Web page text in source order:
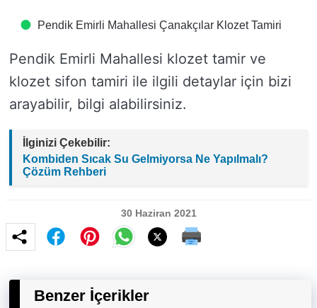
Pendik Emirli Mahallesi Çanakçılar Klozet Tamiri
Pendik Emirli Mahallesi klozet tamir ve
klozet sifon tamiri ile ilgili detaylar için bizi
arayabilir, bilgi alabilirsiniz.
İlginizi Çekebilir:
Kombiden Sıcak Su Gelmiyorsa Ne Yapılmalı?
Çözüm Rehberi
30 Haziran 2021
Benzer İçerikler